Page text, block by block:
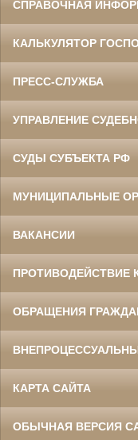
СПРАВОЧНАЯ
КАЛЬКУЛЯТОР
ПРЕСС-СЛУЖБА
УПРАВЛЕНИЕ
СУДЫ СУБЪЕКТА РФ
МУНИЦИПАЛЬНЫЕ
ВАКАНСИИ
ПРОТИВОДЕЙСТВИЕ
ОБРАЩЕНИЯ
КАРТА САЙТА
ОБЫЧНАЯ ВЕРСИЯ